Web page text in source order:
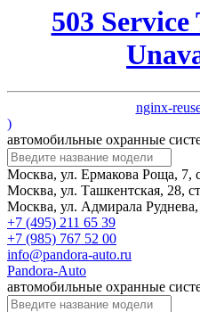
503
nginx-
)
автомобильные охранные
Москва, ул. Ермакова Роща, 7,
Москва, ул. Ташкентская, 28,
Москва, ул. Адмирала
+7 (495) 211 65 39
+7 (985) 767 52 00
info@pandora-auto.ru
Pandora-Auto
автомобильные охранные